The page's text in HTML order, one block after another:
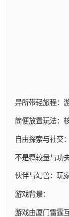
异所带轻旅程：
简便放置玩法：
自由探索与社交
不是羁较量与功
伙伴与幻兽：玩
游戏背景：
游戏由厦门雷霆